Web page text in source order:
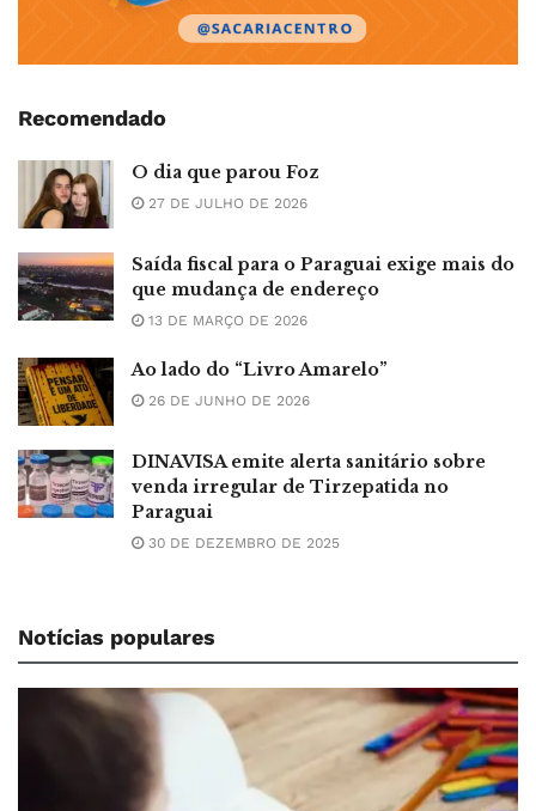
Recomendado
O dia que parou Foz
27 DE JULHO DE 2026
Saída fiscal para o Paraguai exige mais do
que mudança de endereço
13 DE MARÇO DE 2026
Ao lado do “Livro Amarelo”
26 DE JUNHO DE 2026
DINAVISA emite alerta sanitário sobre
venda irregular de Tirzepatida no
Paraguai
30 DE DEZEMBRO DE 2025
Notícias populares